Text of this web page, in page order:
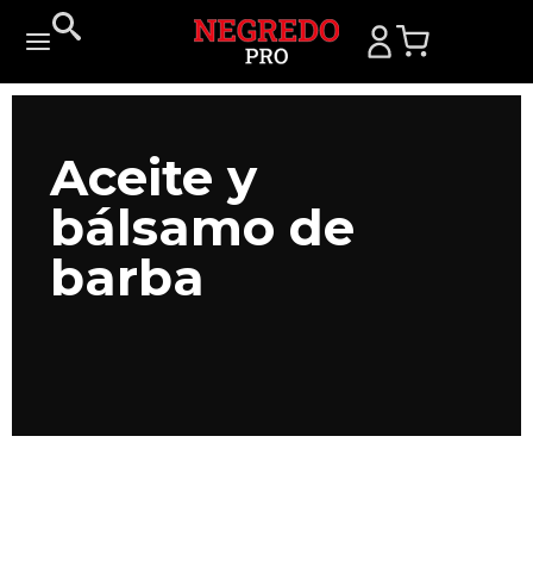
Aceite y
bálsamo de
barba